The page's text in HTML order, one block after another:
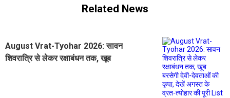
Related News
August Vrat-Tyohar 2026: सावन
शिवरात्रि से लेकर रक्षाबंधन तक, खूब